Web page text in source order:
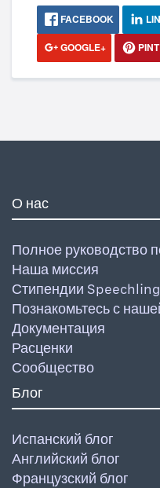
FACEBOOK
GOOGLE+
О нас
Полное руководство
Наша миссия
Стипендии Speechling
Познакомьтесь с
Документация
Расценки
Сообщество
Блог
Испанский блог
Английский блог
Французский блог